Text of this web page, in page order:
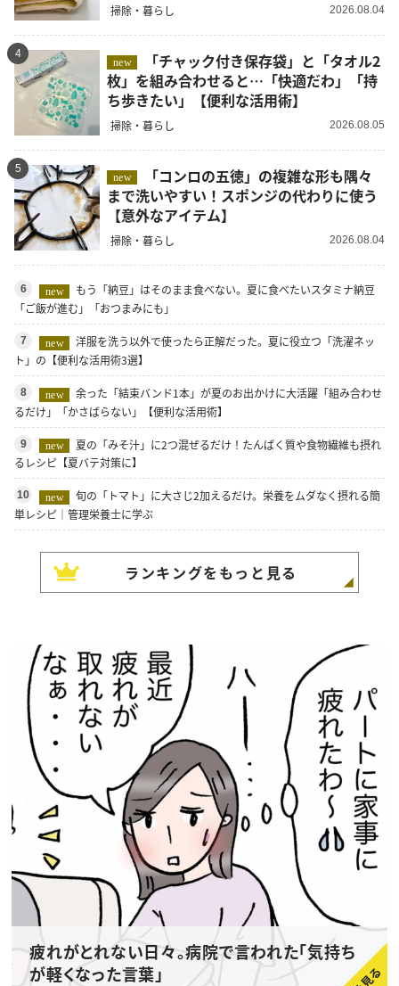
掃除・暮らし 2026.08.04
4
new
枚」を組み合わせると…「快適だわ」「持
ち歩きたい」【便利な活用術】
掃除・暮らし 2026.08.05
5
new
まで洗いやすい！スポンジの代わりに使う
【意外なアイテム】
掃除・暮らし 2026.08.04
6 new
もう「納豆」はそのまま食べない。夏に食べたいスタミナ納豆
「ご飯が進む」「おつまみにも」
7 new
洋服を洗う以外で使ったら正解だった。夏に役立つ「洗濯ネッ
ト」の【便利な活用術3選】
8 new
余った「結束バンド1本」が夏のお出かけに大活躍「組み合わせ
るだけ」「かさばらない」【便利な活用術】
9 new
夏の「みそ汁」に2つ混ぜるだけ！たんぱく質や食物繊維も摂れ
るレシピ【夏バテ対策に】
10 new
旬の「トマト」に大さじ2加えるだけ。栄養をムダなく摂れる簡
単レシピ｜管理栄養士に学ぶ
ランキングをもっと見る
疲れがとれない日々。病院で言われた「気持ち
が軽くなった言葉」